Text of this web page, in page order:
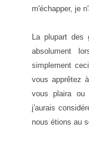
m'échapper, je
La plupart
absolument
simplement
vous apprêtez
vous plaira ou
j'aurais
nous étions au